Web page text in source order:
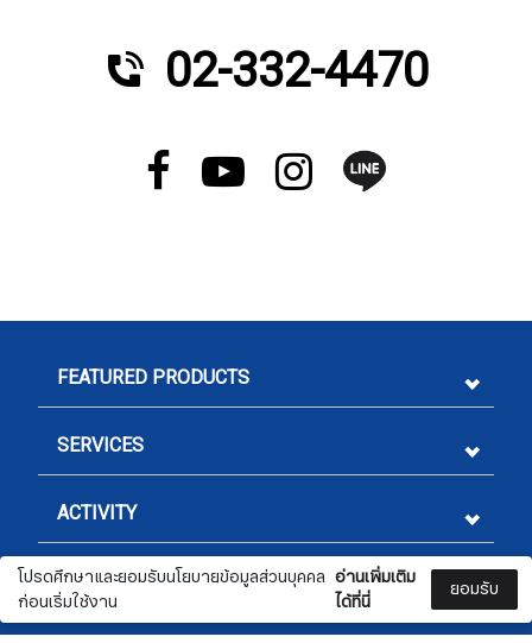
โปรดศึกษาและยอมรับนโยบายข้อมูลส่วนบุคคล
ก่อนเริ่มใช้งาน
อ่านเพิ่มเติม
ได้ที่นี่
ยอมรับ
02-332-4470
FEATURED PRODUCTS
SERVICES
ACTIVITY
LEGAL